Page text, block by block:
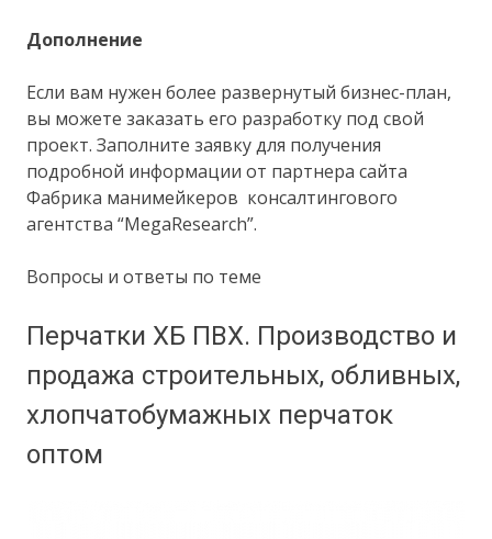
Дополнение
Если вам нужен более развернутый бизнес-план,
вы можете заказать его разработку под свой
проект. Заполните заявку для получения
подробной информации от партнера сайта
Фабрика манимейкеров консалтингового
агентства “MegaResearch”.
Вопросы и ответы по теме
Перчатки ХБ ПВХ. Производство и
продажа строительных, обливных,
хлопчатобумажных перчаток
оптом